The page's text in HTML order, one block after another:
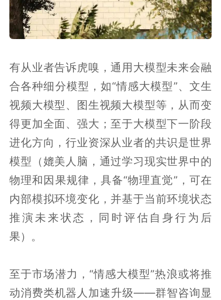
有从业者告诉虎嗅，通用大模型未来会融
合各种细分模型，如“情感大模型”、文生
视频大模型、图生视频大模型等，从而变
得更加全面、强大；至于大模型下一阶段
进化方向，行业资深从业者的共识是世界
模型（媲美人脑，通过学习现实世界中的
物理和因果规律，具备“物理直觉”，可在
内部模拟环境变化，并基于当前环境状态
推演未来状态，同时评估自身行为后
果）。
至于市场潜力，“情感大模型”热浪或将推
动消费类机器人加速升级——群智咨询显